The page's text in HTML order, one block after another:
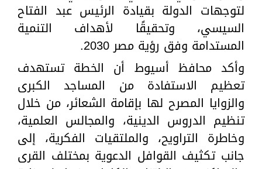
لتوجهات الدولة بقيادة الرئيس عبد الفتاح
السيسي، وتحقيقًا لأهداف التنمية
المستدامة وفق رؤية مصر 2030.
وأكد محافظ أسيوط أن الخطة تستهدف
تعظيم الاستفادة من المساجد الكبرى
والزوايا المصرح لها بإقامة الشعائر، من خلال
تنظيم الدروس الدينية، والمجالس العلمية،
وخاطرة التراويح، والملتقيات الفكرية، إلى
جانب تكثيف القوافل الدعوية بمختلف القرى